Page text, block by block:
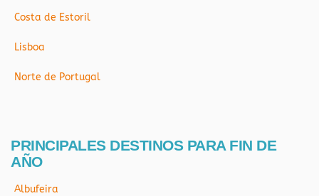
Costa de Estoril
Lisboa
Norte de Portugal
PRINCIPALES DESTINOS PARA FIN DE
AÑO
Albufeira